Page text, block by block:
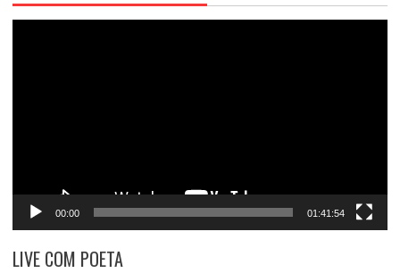
00:00 01:41:54
LIVE COM POETA